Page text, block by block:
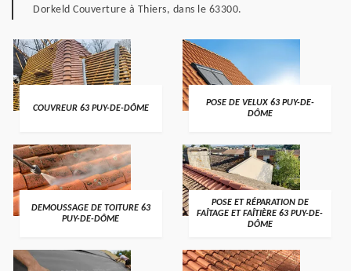
Dorkeld Couverture à Thiers, dans le 63300.
COUVREUR 63 PUY-DE-DÔME
POSE DE VELUX 63 PUY-DE-
DÔME
DEMOUSSAGE DE TOITURE 63
PUY-DE-DÔME
POSE ET RÉPARATION DE
FAÎTAGE ET FAÎTIÈRE 63 PUY-DE-
DÔME